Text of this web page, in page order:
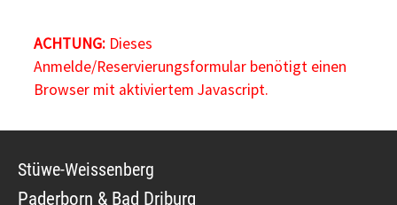
ACHTUNG:Dieses
Anmelde/Reservierungsformular benötigt einen
Browser mit aktiviertem Javascript.
Stüwe-Weissenberg
Paderborn & Bad Driburg